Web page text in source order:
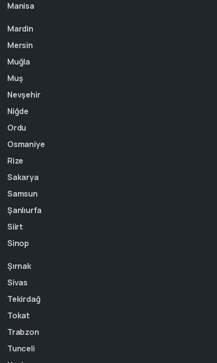
Manisa
Mardin
Mersin
Muğla
Muş
Nevşehir
Niğde
Ordu
Osmaniye
Rize
Sakarya
Samsun
Şanlıurfa
Siirt
Sinop
Şırnak
Sivas
Tekirdağ
Tokat
Trabzon
Tunceli